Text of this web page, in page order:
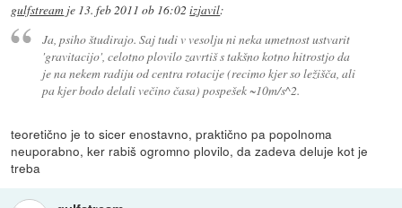
gulfstream je 13. feb 2011 ob 16:02 izjavil:
Ja, psiho študirajo. Saj tudi v vesolju ni neka umetnost ustvarit
'gravitacijo', celotno plovilo zavrtiš s takšno kotno hitrostjo da
je na nekem radiju od centra rotacije (recimo kjer so ležišča, ali
pa kjer bodo delali večino časa) pospešek ~10m/s^2.
teoretično je to sicer enostavno, praktično pa popolnoma
neuporabno, ker rabiš ogromno plovilo, da zadeva deluje kot je
treba